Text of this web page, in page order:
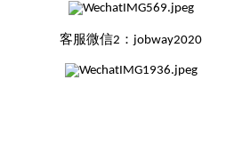
客服微信2：jobway2020